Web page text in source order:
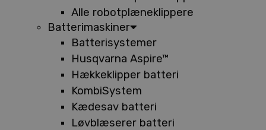
Alle robotplæneklippere
Batterimaskiner
Batterisystemer
Husqvarna Aspire™
Hækkeklipper batteri
KombiSystem
Kædesav batteri
Løvblæserer batteri